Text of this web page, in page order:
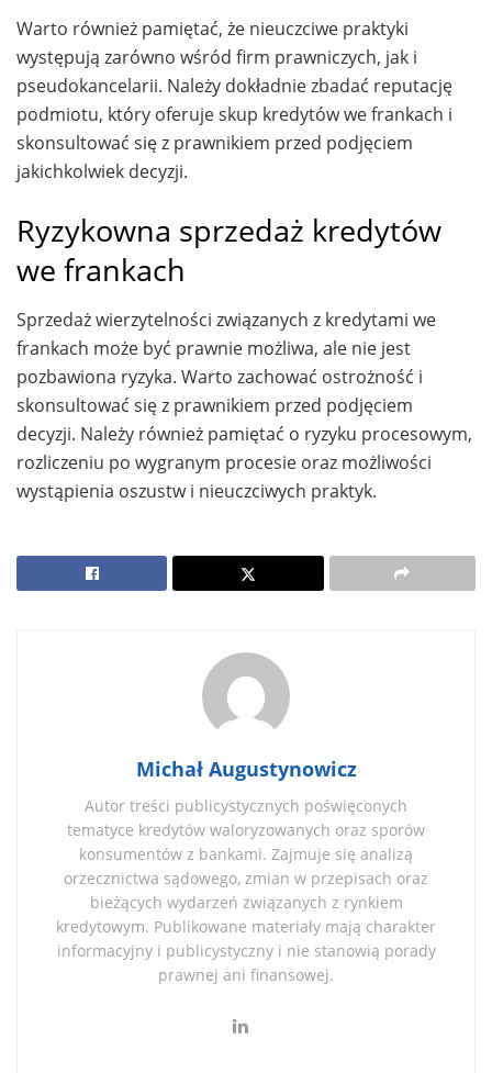
Warto również pamiętać, że nieuczciwe praktyki
występują zarówno wśród firm prawniczych, jak i
pseudokancelarii. Należy dokładnie zbadać reputację
podmiotu, który oferuje skup kredytów we frankach i
skonsultować się z prawnikiem przed podjęciem
jakichkolwiek decyzji.
Ryzykowna sprzedaż kredytów
we frankach
Sprzedaż wierzytelności związanych z kredytami we
frankach może być prawnie możliwa, ale nie jest
pozbawiona ryzyka. Warto zachować ostrożność i
skonsultować się z prawnikiem przed podjęciem
decyzji. Należy również pamiętać o ryzyku procesowym,
rozliczeniu po wygranym procesie oraz możliwości
wystąpienia oszustw i nieuczciwych praktyk.
Michał Augustynowicz
Autor treści publicystycznych poświęconych
tematyce kredytów waloryzowanych oraz sporów
konsumentów z bankami. Zajmuje się analizą
orzecznictwa sądowego, zmian w przepisach oraz
bieżących wydarzeń związanych z rynkiem
kredytowym. Publikowane materiały mają charakter
informacyjny i publicystyczny i nie stanowią porady
prawnej ani finansowej.